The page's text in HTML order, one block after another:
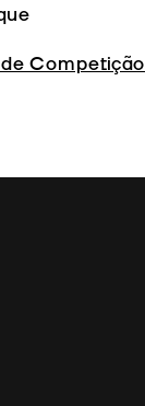
Competição